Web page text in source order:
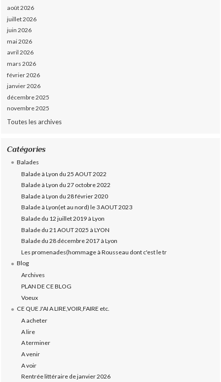
août 2026
juillet 2026
juin 2026
mai 2026
avril 2026
mars 2026
février 2026
janvier 2026
décembre 2025
novembre 2025
Toutes les archives
Catégories
Balades
Balade à Lyon du 25 AOUT 2022
Balade à Lyon du 27 octobre 2022
Balade à Lyon du 28 février 2020
Balade à Lyon(et au nord) le 3 AOUT 2023
Balade du 12 juillet 2019 à Lyon
Balade du 21 AOUT 2025 à LYON
Balade du 28 décembre 2017 à Lyon
Les promenades(hommage à Rousseau dont c'est le tr
Blog
Archives
PLAN DE CE BLOG
Voeux
CE QUE J'AI A LIRE,VOIR,FAIRE etc.
A acheter
A lire
A terminer
A venir
A voir
Rentrée littéraire de janvier 2026